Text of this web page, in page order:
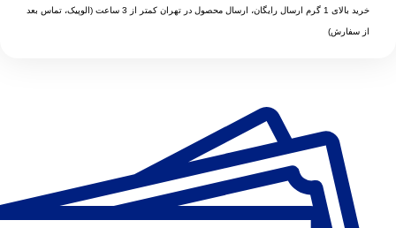
خرید بالای 1 گرم ارسال رایگان، ارسال محصول در تهران کمتر از 3 ساعت (الوپیک، تماس بعد
از سفارش)